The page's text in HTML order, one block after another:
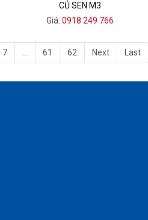
CỦ SEN M3
Giá: 0918 249 766
7 ... 61 62 Next Last